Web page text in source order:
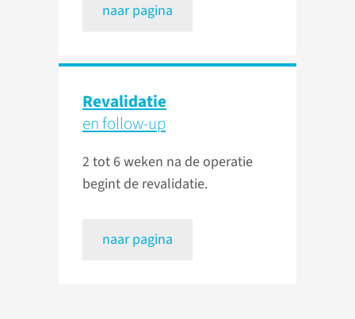
naar pagina
Revalidatie
en follow-up
2 tot 6 weken na de operatie
begint de revalidatie.
naar pagina